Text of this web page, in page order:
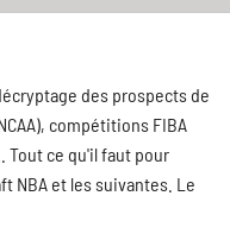
des prospects de
compétitions FIBA
Tout ce qu'il faut pour
NBA et les suivantes. Le